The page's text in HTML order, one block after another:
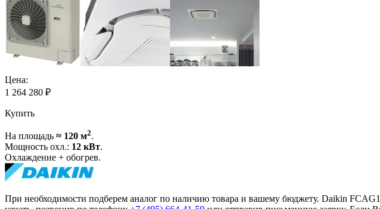
Цена:
1 264 280 ₽
Купить
На площадь ≈ 120 м2.
Мощность охл.: 12 кВт.
Охлаждение + обогрев.
При необходимости подберем аналог по наличию товара и вашему бюджету. Daikin